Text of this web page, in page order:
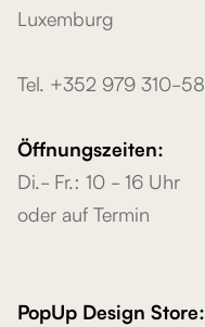
Luxemburg
Tel. +352 979 310-58
Öffnungszeiten:
Di.- Fr.: 10 - 16 Uhr
oder auf Termin
PopUp Design Store: